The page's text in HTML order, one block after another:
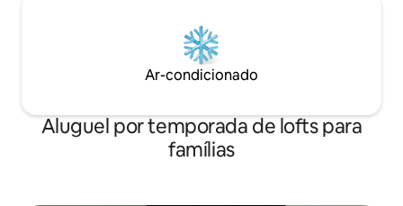
Ar-condicionado
Aluguel por temporada de lofts para
famílias